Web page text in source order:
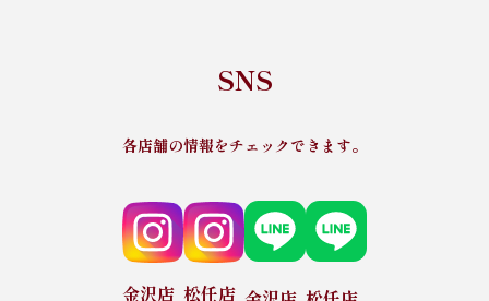
SNS
各店舗の情報をチェックできます。
金沢店 松任店